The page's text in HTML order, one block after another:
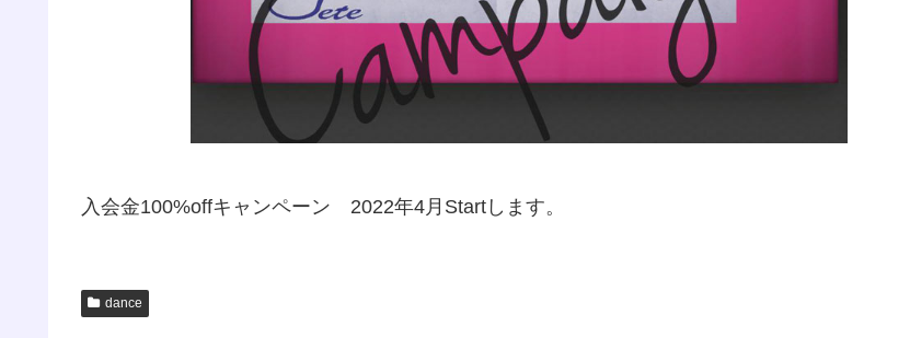
入会金100%offキャンペーン 2022年4月Startします。
dance